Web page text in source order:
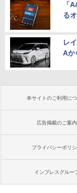
「
る
レ
Aか
本サイトのご利用に
広告掲載のご案内
プライバシーポリ
インプレスグルー